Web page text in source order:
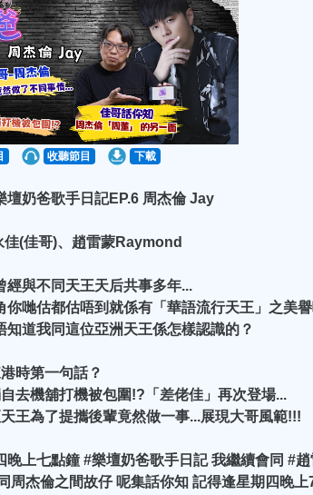
收聽節目 下載
壇奶爸歌手日記EP.6 周杰倫 Jay
佳(佳哥)、趙雷蒙Raymond
經與不同天王天后共事多年...
你哋估都估唔到就係有「華語流行天王」之美
知道我同這位亞洲天王係怎樣認識的？
時第一句話？
去機舖打機被包圍!?「差佬佳」再次登場...
王為了提攜後輩竟然做一事...展現大哥風範!!!
晚上七點鐘 #樂壇奶爸歌手日記 我繼續會同 #
周杰倫之間故仔 呢集話你知 記得逢星期四晚